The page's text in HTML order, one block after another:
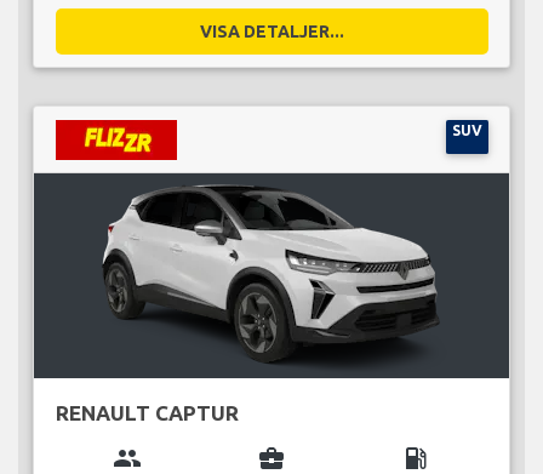
VISA DETALJER...
SUV
RENAULT CAPTUR
group business_center local_gas_station